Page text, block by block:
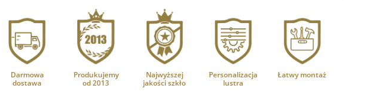
Darmowa
dostawa
Produkujemy
od 2013
Najwyższej
jakości szkło
Personalizacja
lustra
Łatwy montaż